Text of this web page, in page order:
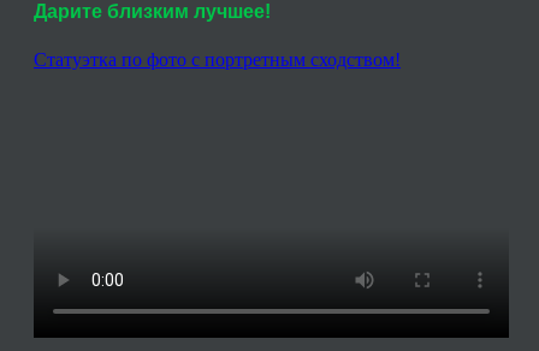
Дарите близким лучшее!
Статуэтка по фото с портретным сходством!